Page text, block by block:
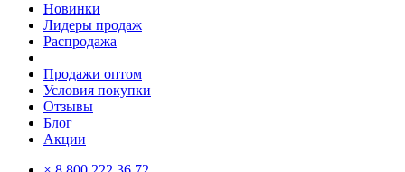
Новинки
Лидеры продаж
Распродажа
Продажи оптом
Условия покупки
Отзывы
Блог
Акции